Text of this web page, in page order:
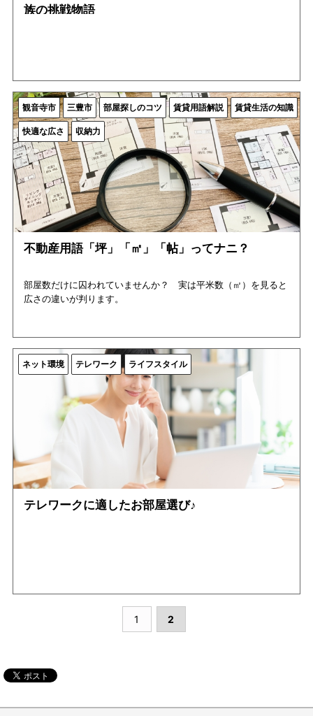
族の挑戦物語
観音寺市 三豊市 部屋探しのコツ 賃貸用語解説 賃貸生活の知識
快適な広さ 収納力
不動産用語「坪」「㎡」「帖」ってナニ？
部屋数だけに囚われていませんか？ 実は平米数（㎡）を見ると
広さの違いが判ります。
ネット環境 テレワーク ライフスタイル
テレワークに適したお部屋選び♪
1 2